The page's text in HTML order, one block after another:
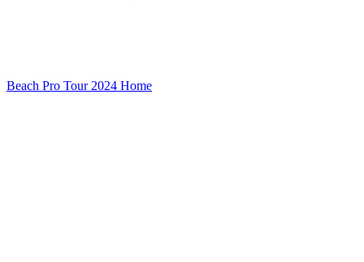
Beach Pro Tour 2024 Home